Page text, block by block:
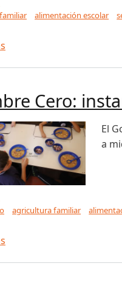
alimentación escolar
Cero:
El
a
agricultura familiar